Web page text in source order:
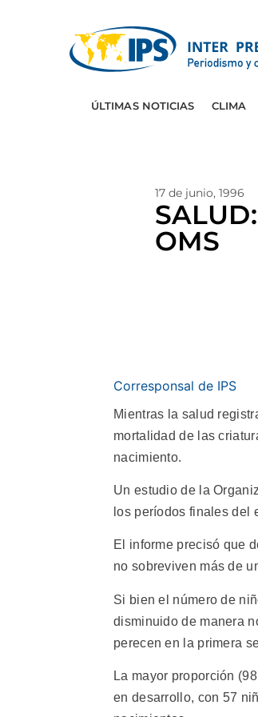
ÚLTIMAS NOTICIAS CLIMA
17 de junio, 1996
OMS
Corresponsal de IPS
Mientras la salud
mortalidad de las
nacimiento.
Un estudio de la
los períodos finales del
El informe precisó que
no sobreviven más de
Si bien el número de
disminuido de manera
perecen en la primera
La mayor proporción
en desarrollo, con 57